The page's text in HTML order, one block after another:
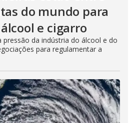
do mundo para
e cigarro
da indústria do álcool e do
para regulamentar a